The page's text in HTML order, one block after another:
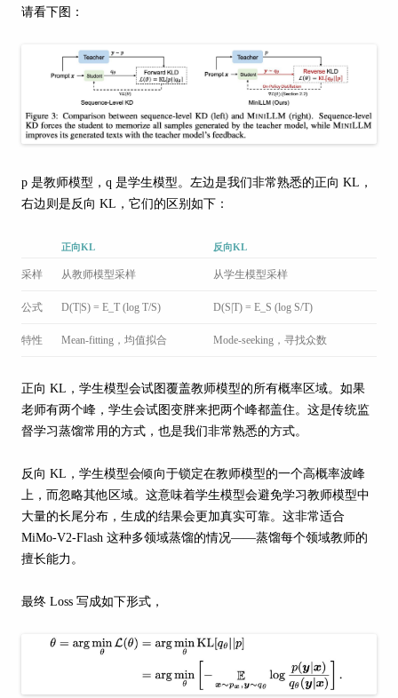
请看下图：
p 是教师模型，q 是学生模型。左边是我们非常熟悉的正向 KL，
右边则是反向 KL，它们的区别如下：
正向KL 反向KL
采样 从教师模型采样 从学生模型采样
公式 D(T|S) = E_T (log T/S) D(S|T) = E_S (log S/T)
特性 Mean-fitting，均值拟合 Mode-seeking，寻找众数
正向 KL，学生模型会试图覆盖教师模型的所有概率区域。如果
老师有两个峰，学生会试图变胖来把两个峰都盖住。这是传统监
督学习蒸馏常用的方式，也是我们非常熟悉的方式。
反向 KL，学生模型会倾向于锁定在教师模型的一个高概率波峰
上，而忽略其他区域。这意味着学生模型会避免学习教师模型中
大量的长尾分布，生成的结果会更加真实可靠。这非常适合
MiMo-V2-Flash 这种多领域蒸馏的情况——蒸馏每个领域教师的
擅长能力。
最终 Loss 写成如下形式，